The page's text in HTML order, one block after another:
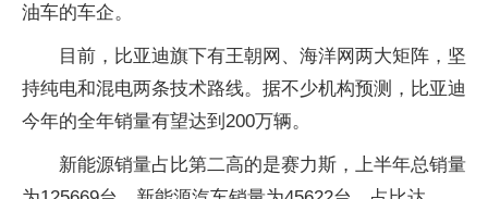
油车的车企。
目前，比亚迪旗下有王朝网、海洋网两大矩阵，坚
持纯电和混电两条技术路线。据不少机构预测，比亚迪
今年的全年销量有望达到200万辆。
新能源销量占比第二高的是赛力斯，上半年总销量